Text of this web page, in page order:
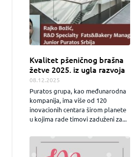
Kvalitet pšeničnog brašna
žetve 2025. iz ugla razvoja
08.12.2025
Puratos grupa, kao međunarodna
kompanija, ima više od 120
inovacionih centara širom planete
u kojima rade timovi zaduženi za...